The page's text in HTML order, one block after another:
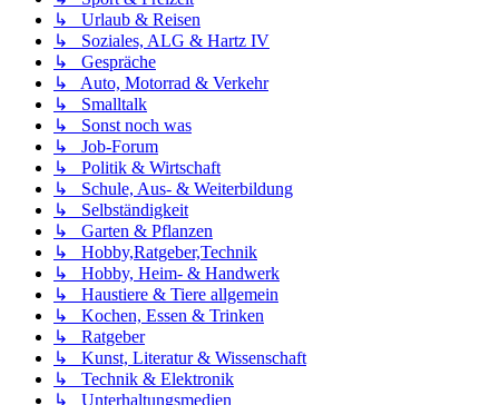
↳ Urlaub & Reisen
↳ Soziales, ALG & Hartz IV
↳ Gespräche
↳ Auto, Motorrad & Verkehr
↳ Smalltalk
↳ Sonst noch was
↳ Job-Forum
↳ Politik & Wirtschaft
↳ Schule, Aus- & Weiterbildung
↳ Selbständigkeit
↳ Garten & Pflanzen
↳ Hobby,Ratgeber,Technik
↳ Hobby, Heim- & Handwerk
↳ Haustiere & Tiere allgemein
↳ Kochen, Essen & Trinken
↳ Ratgeber
↳ Kunst, Literatur & Wissenschaft
↳ Technik & Elektronik
↳ Unterhaltungsmedien